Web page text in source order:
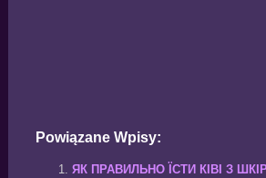
Powiązane Wpisy:
ЯК ПРАВИЛЬНО ЇСТИ КІВІ З